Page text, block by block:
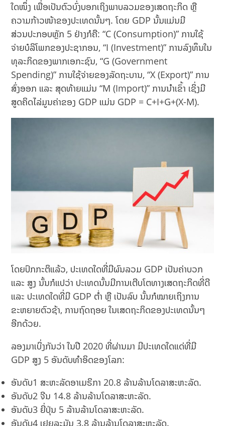
ໃດໜຶ່ງ ເພື່ອເປັນຕົວບົ່ງບອກເຖິງພາບລວມຂອງເສດຖະກິດ ຫຼື
ຄວາມກ້າວໜ້າຂອງປະເທດນັ້ນໆ. ໂດຍ GDP ນັ້ນແມ່ນມີ
ສ່ວນປະກອບຫຼັກ 5 ຢ່າງກໍຄື: “C (Consumption)” ການໃຊ້
ຈ່າຍບໍລິໂພກຂອງປະຊາກອນ, “I (Investment)” ການລົງທຶນໃນ
ທຸລະກິດຂອງພາກເອກະຊົນ, “G (Government
Spending)” ການໃຊ້ຈ່າຍຂອງລັດຖະບານ, “X (Export)” ການ
ສົ່ງອອກ ແລະ ສຸດທ້າຍແມ່ນ “M (Import)” ການນຳເຂົ້າ ເຊິ່ງມີ
ສູດຄິດໄລ່ມູນຄ່າຂອງ GDP ແມ່ນ GDP = C+I+G+(X-M).
ໂດຍປົກກະຕິແລ້ວ, ປະເທດໃດທີ່ມີຜົນລວມ GDP ເປັນຄ່າບວກ
ແລະ ສູງ ນັ້ນກໍແປວ່າ ປະເທດນັ້ນມີການເຕີບໂຕທາງເສດຖະກິດທີ່ດີ
ແລະ ປະເທດໃດທີ່ມີ GDP ຕໍ່າ ຫຼື ເປັນລົບ ນັ້ນກໍໝາຍເຖິງການ
ຂະຫຍາຍຕົວຊ້າ, ການຖົດຖອຍ ໃນເສດຖະກິດຂອງປະເທດນັ້ນໆ
ອີກດ້ວຍ.
ລອງມາເບິ່ງກັນວ່າ ໃນປີ 2020 ທີ່ຜ່ານມາ ມີປະເທດໃດແດ່ທີ່ມີ
GDP ສູງ 5 ອັນດັບທຳອິດຂອງໂລກ:
ອັນດັບ1 ສະຫະລັດອາເມຣິກາ 20.8 ລ້ານລ້ານໂດລາສະຫະລັດ.
ອັນດັບ2 ຈີນ 14.8 ລ້ານລ້ານໂດລາສະຫະລັດ.
ອັນດັບ3 ຍີ່ປຸ່ນ 5 ລ້ານລ້ານໂດລາສະຫະລັດ.
ອັນດັບ4 ເຢຍລະມັນ 3.8 ລ້ານລ້ານໂດລາສະຫະລັດ.